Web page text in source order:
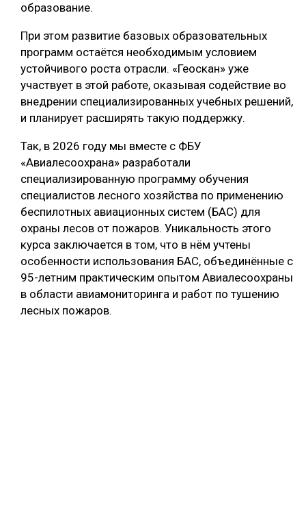
образование.
При этом развитие базовых образовательных
программ остаётся необходимым условием
устойчивого роста отрасли. «Геоскан» уже
участвует в этой работе, оказывая содействие во
внедрении специализированных учебных решений,
и планирует расширять такую поддержку.
Так, в 2026 году мы вместе с ФБУ
«Авиалесоохрана» разработали
специализированную программу обучения
специалистов лесного хозяйства по применению
беспилотных авиационных систем (БАС) для
охраны лесов от пожаров. Уникальность этого
курса заключается в том, что в нём учтены
особенности использования БАС, объединённые с
95-летним практическим опытом Авиалесоохраны
в области авиамониторинга и работ по тушению
лесных пожаров.